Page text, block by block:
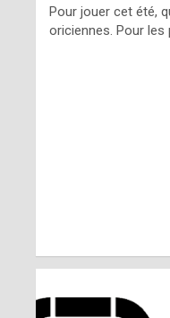
Pour jouer cet été,
oriciennes. Pour les